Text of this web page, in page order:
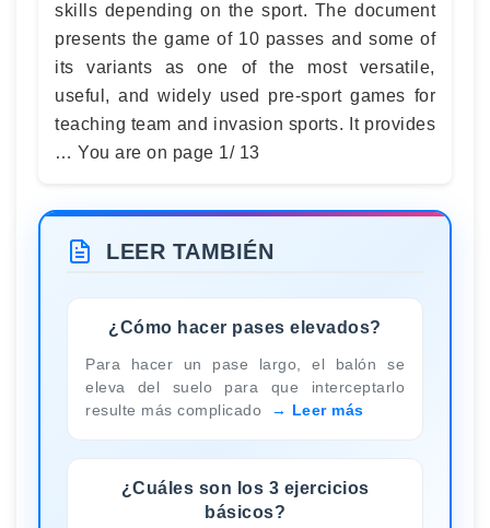
skills depending on the sport. The document
presents the game of 10 passes and some of
its variants as one of the most versatile,
useful, and widely used pre-sport games for
teaching team and invasion sports. It provides
… You are on page 1/ 13
LEER TAMBIÉN
¿Cómo hacer pases elevados?
Para hacer un pase largo, el balón se
eleva del suelo para que interceptarlo
resulte más complicado
Leer más
¿Cuáles son los 3 ejercicios
básicos?